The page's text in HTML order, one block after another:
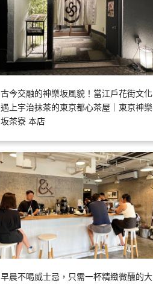
古今交融的神樂坂風貌！當江戶花街文化
遇上宇治抹茶的東京都心茶屋｜東京神樂
坂茶寮 本店
早晨不喝威士忌，只需一杯精緻微醺的大